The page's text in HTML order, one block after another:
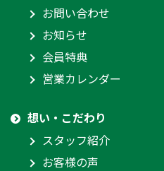
お問い合わせ
お知らせ
会員特典
営業カレンダー
想い・こだわり
スタッフ紹介
お客様の声